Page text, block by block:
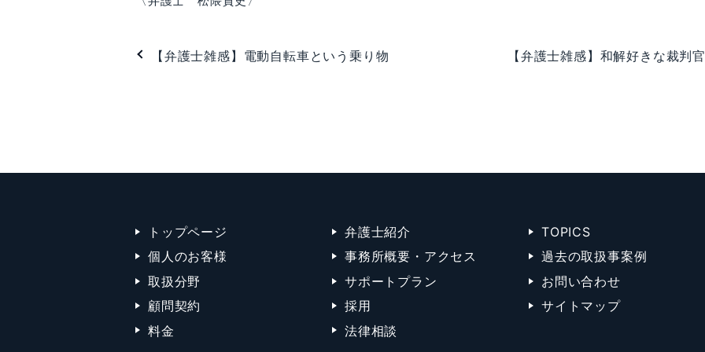
【弁護士雑感】電動自転車という乗り物 【弁護士雑感】和解好きな裁判官
トップページ
個人のお客様
取扱分野
顧問契約
料金
弁護士紹介
事務所概要・アクセス
サポートプラン
採用
法律相談
TOPICS
過去の取扱事案例
お問い合わせ
サイトマップ